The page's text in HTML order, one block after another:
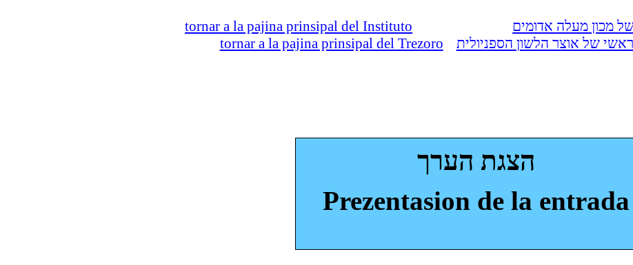
מכון מעלה אדומים
tornar a la pajina prinsipal del Instituto
של אוצר הלשון הספניולית
tornar a la pajina prinsipal del Trezoro
הצגת הערך
Prezentasion de la entrada